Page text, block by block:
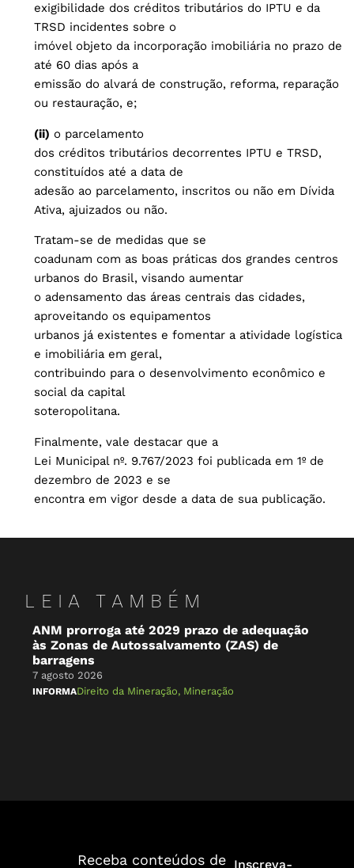
exigibilidade dos créditos tributários do IPTU e da
TRSD incidentes sobre o
imóvel objeto da incorporação imobiliária no prazo de
até 60 dias após a
emissão do alvará de construção, reforma, reparação
ou restauração, e;
(ii) o parcelamento
dos créditos tributários decorrentes IPTU e TRSD,
constituídos até a data de
adesão ao parcelamento, inscritos ou não em Dívida
Ativa, ajuizados ou não.
Tratam-se de medidas que se
coadunam com as boas práticas dos grandes centros
urbanos do Brasil, visando aumentar
o adensamento das áreas centrais das cidades,
aproveitando os equipamentos
urbanos já existentes e fomentar a atividade logística
e imobiliária em geral,
contribuindo para o desenvolvimento econômico e
social da capital
soteropolitana.
Finalmente, vale destacar que a
Lei Municipal nº. 9.767/2023 foi publicada em 1º de
dezembro de 2023 e se
encontra em vigor desde a data de sua publicação.
LEIA TAMBÉM
ANM prorroga até 2029 prazo de adequação
às Zonas de Autossalvamento (ZAS) de
barragens
7 agosto 2026
INFORMADireito da Mineração, Mineração
Receba conteúdos de Inscreva-